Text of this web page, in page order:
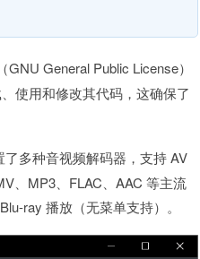
General Public License）
使用和修改其代码，这确保了
了多种音视频解码器，支持 AV
、MP3、FLAC、AAC 等主流
ray 播放（无菜单支持）。